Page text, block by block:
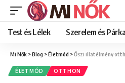
Test és Lélek Szerelem és
Mi Nők >Blog >Életmód >Őszi illatélmény otthonra:
ÉLETMÓD OTTHON